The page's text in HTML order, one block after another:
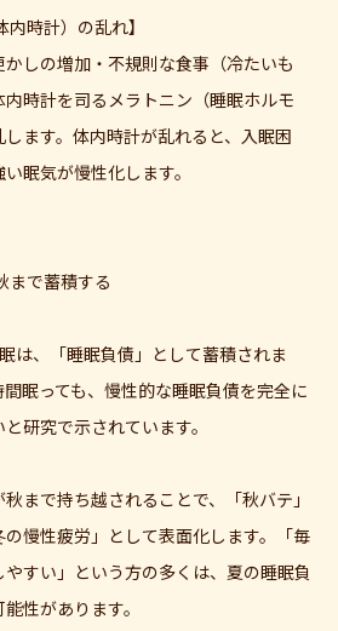
時計）の乱れ】
しの増加・不規則な食事（冷たいも
時計を司るメラトニン（睡眠ホルモ
ます。体内時計が乱れると、入眠困
眠気が慢性化します。
まで蓄積する
は、「睡眠負債」として蓄積されま
眠っても、慢性的な睡眠負債を完全に
研究で示されています。
まで持ち越されることで、「秋バテ」
の慢性疲労」として表面化します。「毎
すい」という方の多くは、夏の睡眠負
性があります。